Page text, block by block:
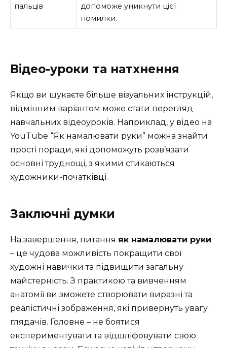
пальців
допоможе уникнути цієї
помилки.
Відео-уроки та натхнення
Якщо ви шукаєте більше візуальних інструкцій,
відмінним варіантом може стати перегляд
навчальних відеоуроків. Наприклад, у відео на
YouTube “Як намалювати руки” можна знайти
прості поради, які допоможуть розв’язати
основні труднощі, з якими стикаються
художники-початківці.
Заключні думки
На завершення, питання як намалювати руки
– це чудова можливість покращити свої
художні навички та підвищити загальну
майстерність. З практикою та вивченням
анатомії ви зможете створювати виразні та
реалістичні зображення, які привернуть увагу
глядачів. Головне – не боятися
експериментувати та відшліфовувати свою